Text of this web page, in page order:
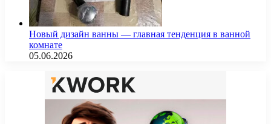
Новый дизайн ванны — главная тенденция в ванной
комнате
05.06.2026